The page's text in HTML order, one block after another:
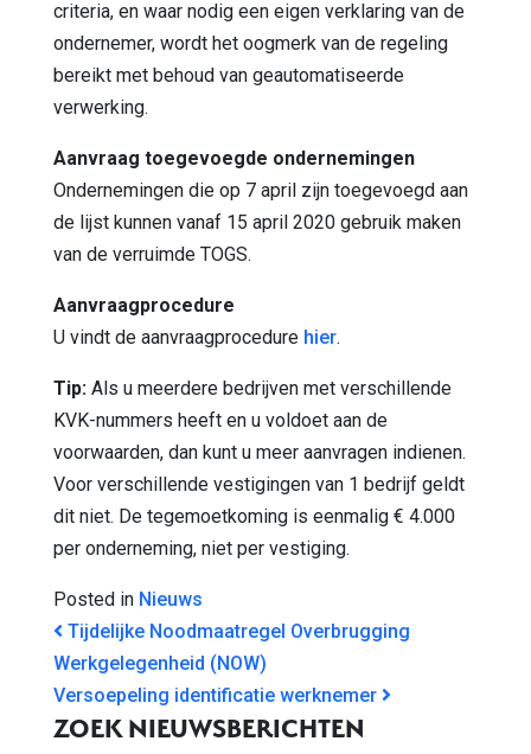
criteria, en waar nodig een eigen verklaring van de
ondernemer, wordt het oogmerk van de regeling
bereikt met behoud van geautomatiseerde
verwerking.
Aanvraag toegevoegde ondernemingen
Ondernemingen die op 7 april zijn toegevoegd aan
de lijst kunnen vanaf 15 april 2020 gebruik maken
van de verruimde TOGS.
Aanvraagprocedure
U vindt de aanvraagprocedure hier.
Tip: Als u meerdere bedrijven met verschillende
KVK-nummers heeft en u voldoet aan de
voorwaarden, dan kunt u meer aanvragen indienen.
Voor verschillende vestigingen van 1 bedrijf geldt
dit niet. De tegemoetkoming is eenmalig € 4.000
per onderneming, niet per vestiging.
Posted in Nieuws
BERICHT NAVIGATIE
Tijdelijke Noodmaatregel Overbrugging
Werkgelegenheid (NOW)
Versoepeling identificatie werknemer
ZOEK NIEUWSBERICHTEN